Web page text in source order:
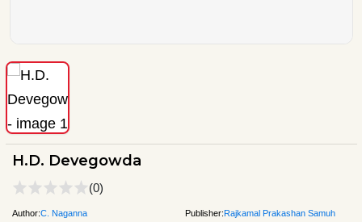
H.D. Devegowda
(0)
Author:C. Naganna Publisher:Rajkamal Prakashan Samuh